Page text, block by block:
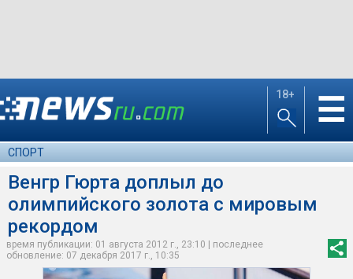
18+ ☰
СПОРТ
Венгр Гюрта доплыл до
олимпийского золота с мировым
рекордом
время публикации: 01 августа 2012 г., 23:10 | последнее
обновление: 07 декабря 2017 г., 10:35